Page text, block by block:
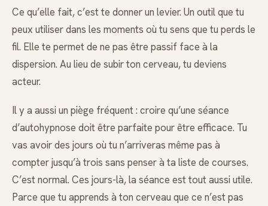
Ce qu’elle fait, c’est te donner un levier. Un outil que tu
peux utiliser dans les moments où tu sens que tu perds le
fil. Elle te permet de ne pas être passif face à la
dispersion. Au lieu de subir ton cerveau, tu deviens
acteur.
Il y a aussi un piège fréquent : croire qu’une séance
d’autohypnose doit être parfaite pour être efficace. Tu
vas avoir des jours où tu n’arriveras même pas à
compter jusqu’à trois sans penser à ta liste de courses.
C’est normal. Ces jours-là, la séance est tout aussi utile.
Parce que tu apprends à ton cerveau que ce n’est pas